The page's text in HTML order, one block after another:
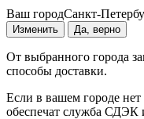
Ваш городСанкт-
Изменить Да, верно
От выбранного города
способы доставки.
Если в вашем городе нет
обеспечат служба СДЭК